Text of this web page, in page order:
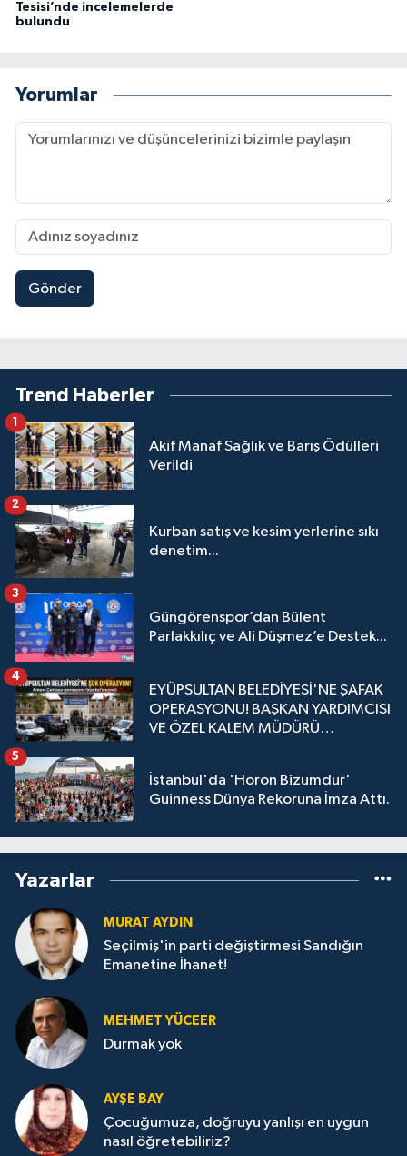
Tesisi’nde incelemelerde
bulundu
Yorumlar
Gönder
Trend Haberler
Akif Manaf Sağlık ve Barış Ödülleri
Verildi
1
Kurban satış ve kesim yerlerine sıkı
denetim...
2
Güngörenspor’dan Bülent
Parlakkılıç ve Ali Düşmez’e Destek...
3
EYÜPSULTAN BELEDİYESİ'NE ŞAFAK
OPERASYONU! BAŞKAN YARDIMCISI
VE ÖZEL KALEM MÜDÜRÜ
4
İstanbul'da 'Horon Bizumdur'
Guinness Dünya Rekoruna İmza Attı.
5
Yazarlar
MURAT AYDIN
Seçilmiş'in parti değiştirmesi Sandığın
Emanetine İhanet!
MEHMET YÜCEER
Durmak yok
AYŞE BAY
Çocuğumuza, doğruyu yanlışı en uygun
nasıl öğretebiliriz?